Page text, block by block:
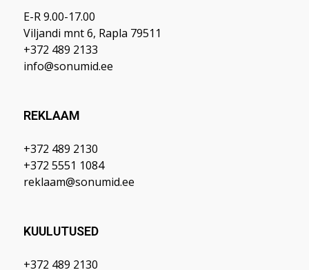
E-R 9.00-17.00
Viljandi mnt 6, Rapla 79511
+372 489 2133
info@sonumid.ee
REKLAAM
+372 489 2130
+372 5551 1084
reklaam@sonumid.ee
KUULUTUSED
+372 489 2130